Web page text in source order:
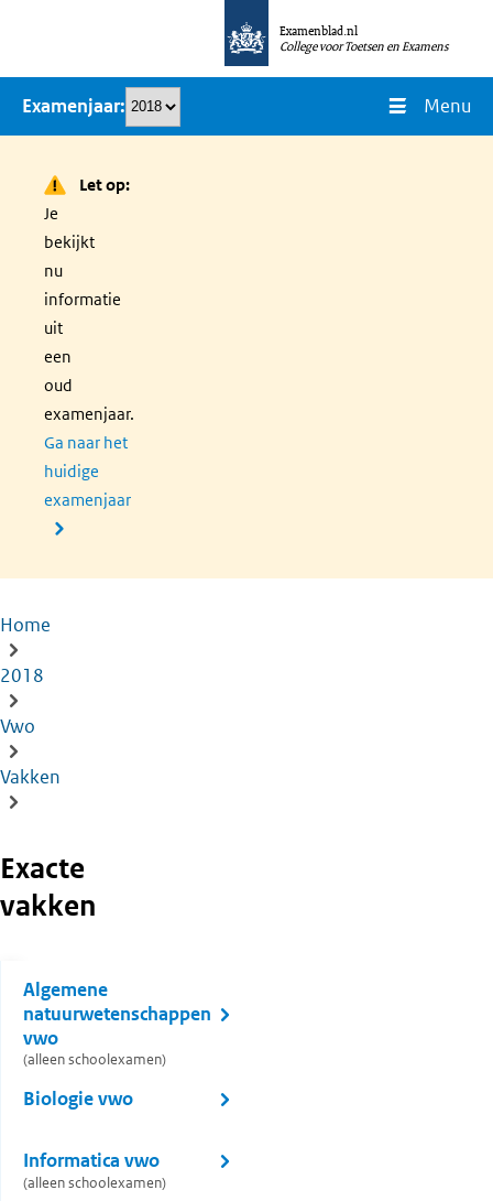
naar
inhoud
Examenblad.nl
College voor Toetsen en Examens
Examenjaar Menu
Let op:
Je
bekijkt
nu
informatie
uit
een
oud
examenjaar.
Ga naar het
huidige
examenjaar
Kruimelpad
Home
2018
Vwo
Vakken
Exacte
vakken
Algemene
natuurwetenschappen
vwo
(alleen schoolexamen)
Biologie vwo
Informatica vwo
(alleen schoolexamen)